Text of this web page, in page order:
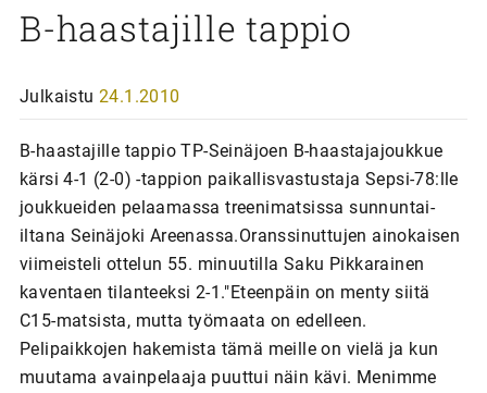
B-haastajille tappio
Julkaistu 24.1.2010
B-haastajille tappio TP-Seinäjoen B-haastajajoukkue
kärsi 4-1 (2-0) -tappion paikallisvastustaja Sepsi-78:lle
joukkueiden pelaamassa treenimatsissa sunnuntai-
iltana Seinäjoki Areenassa.Oranssinuttujen ainokaisen
viimeisteli ottelun 55. minuutilla Saku Pikkarainen
kaventaen tilanteeksi 2-1."Eteenpäin on menty siitä
C15-matsista, mutta työmaata on edelleen.
Pelipaikkojen hakemista tämä meille on vielä ja kun
muutama avainpelaaja puuttui näin kävi. Menimme